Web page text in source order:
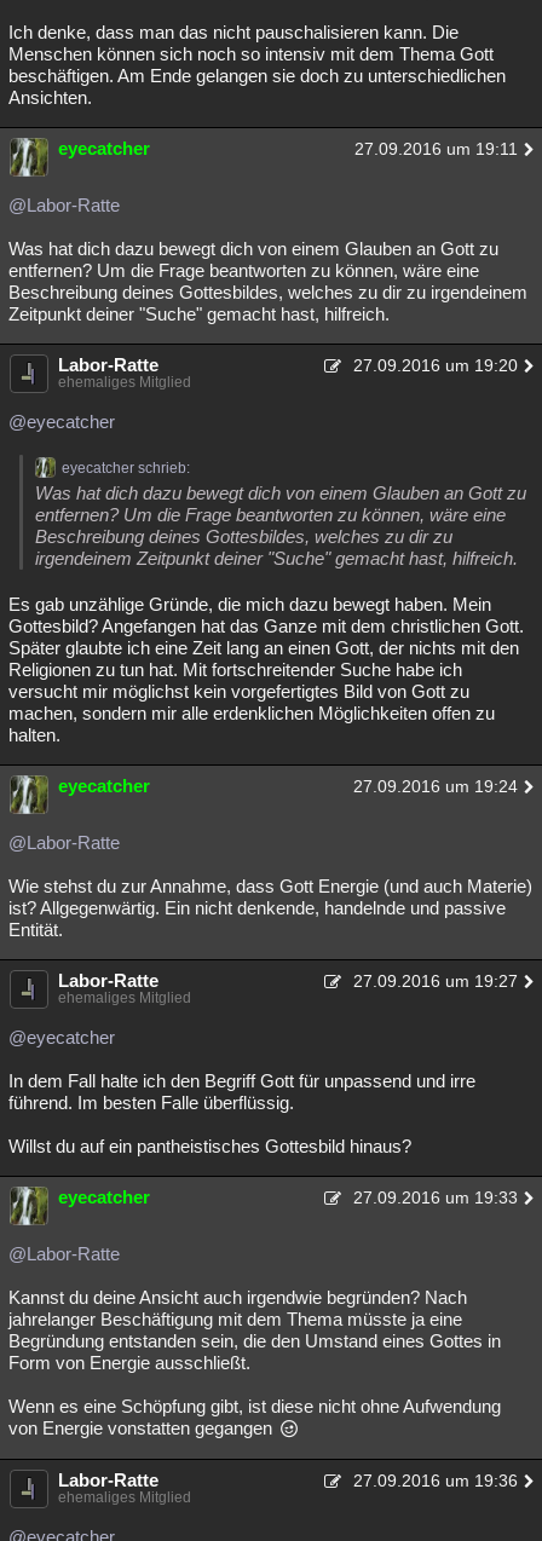
Ich denke, dass man das nicht pauschalisieren kann. Die
Menschen können sich noch so intensiv mit dem Thema Gott
beschäftigen. Am Ende gelangen sie doch zu unterschiedlichen
Ansichten.
eyecatcher 27.09.2016 um 19:11
@Labor-Ratte
Was hat dich dazu bewegt dich von einem Glauben an Gott zu
entfernen? Um die Frage beantworten zu können, wäre eine
Beschreibung deines Gottesbildes, welches zu dir zu irgendeinem
Zeitpunkt deiner "Suche" gemacht hast, hilfreich.
Labor-Ratte 27.09.2016 um 19:20
ehemaliges Mitglied
@eyecatcher
eyecatcher schrieb:
Was hat dich dazu bewegt dich von einem Glauben an Gott zu
entfernen? Um die Frage beantworten zu können, wäre eine
Beschreibung deines Gottesbildes, welches zu dir zu
irgendeinem Zeitpunkt deiner "Suche" gemacht hast, hilfreich.
Es gab unzählige Gründe, die mich dazu bewegt haben. Mein
Gottesbild? Angefangen hat das Ganze mit dem christlichen Gott.
Später glaubte ich eine Zeit lang an einen Gott, der nichts mit den
Religionen zu tun hat. Mit fortschreitender Suche habe ich
versucht mir möglichst kein vorgefertigtes Bild von Gott zu
machen, sondern mir alle erdenklichen Möglichkeiten offen zu
halten.
eyecatcher 27.09.2016 um 19:24
@Labor-Ratte
Wie stehst du zur Annahme, dass Gott Energie (und auch Materie)
ist? Allgegenwärtig. Ein nicht denkende, handelnde und passive
Entität.
Labor-Ratte 27.09.2016 um 19:27
ehemaliges Mitglied
@eyecatcher
In dem Fall halte ich den Begriff Gott für unpassend und irre
führend. Im besten Falle überflüssig.
Willst du auf ein pantheistisches Gottesbild hinaus?
eyecatcher 27.09.2016 um 19:33
@Labor-Ratte
Kannst du deine Ansicht auch irgendwie begründen? Nach
jahrelanger Beschäftigung mit dem Thema müsste ja eine
Begründung entstanden sein, die den Umstand eines Gottes in
Form von Energie ausschließt.
Wenn es eine Schöpfung gibt, ist diese nicht ohne Aufwendung
von Energie vonstatten gegangen
Labor-Ratte 27.09.2016 um 19:36
ehemaliges Mitglied
@eyecatcher